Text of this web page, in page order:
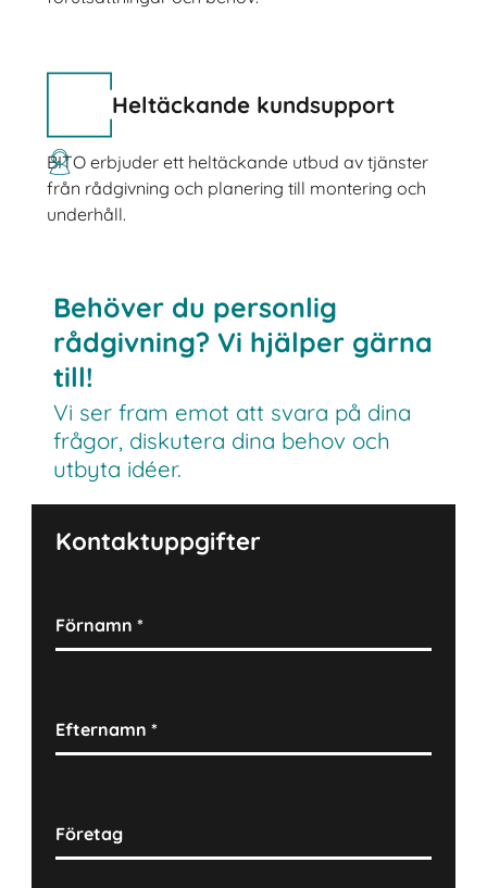
Heltäckande kundsupport
BITO erbjuder ett heltäckande utbud av tjänster
från rådgivning och planering till montering och
underhåll.
Behöver du personlig
rådgivning? Vi hjälper gärna
till!
Vi ser fram emot att svara på dina
frågor, diskutera dina behov och
utbyta idéer.
Kontaktuppgifter
Förnamn*
Efternamn*
Företag